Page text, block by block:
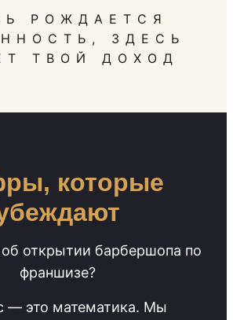
РОЖДАЕТСЯ
ЗДЕСЬ
ТВОЙ ДОХОД
которые
открытии барбершопа по
франшизе?
— это математика. Мы